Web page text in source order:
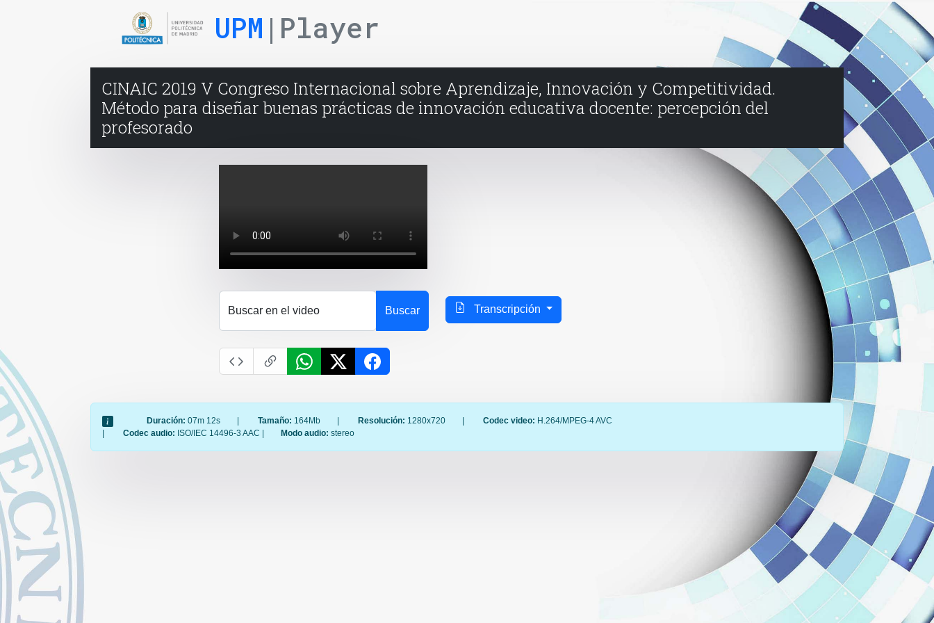
UPM |Player
CINAIC 2019 V Congreso Internacional sobre Aprendizaje, Innovación y Competitividad.
Método para diseñar buenas prácticas de innovación educativa docente: percepción del
profesorado
Buscar en el video Buscar Transcripción
Duración: 07m 12s | Tamaño: 164Mb | Resolución: 1280x720 | Codec video: H.264/MPEG-4 AVC
|
Codec audio: ISO/IEC 14496-3 AAC | Modo audio: stereo